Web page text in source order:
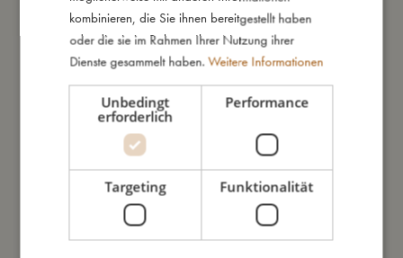
Farben können mit der Zeit, durch direktes Sonnenlicht oder
durch Kontakt mit sehr chlorhaltigem Wasser ausbleichen.
So groß bin ich
So kannst Du mich pflegen
kombinieren, die Sie ihnen bereitgestellt haben
oder die sie im Rahmen Ihrer Nutzung ihrer
Dienste gesammelt haben. Weitere Informationen
Unbedingt
erforderlich
Performance
Targeting Funktionalität